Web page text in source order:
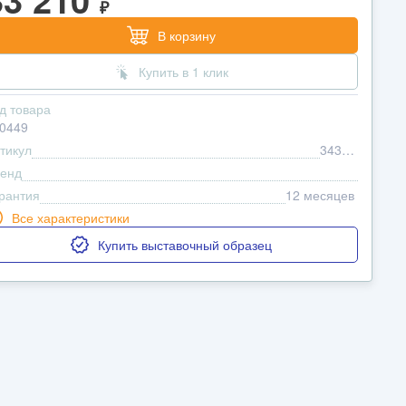
₽
В корзину
Купить в 1 клик
товара
343…
12 месяцев
Все характеристики
Купить выставочный образец